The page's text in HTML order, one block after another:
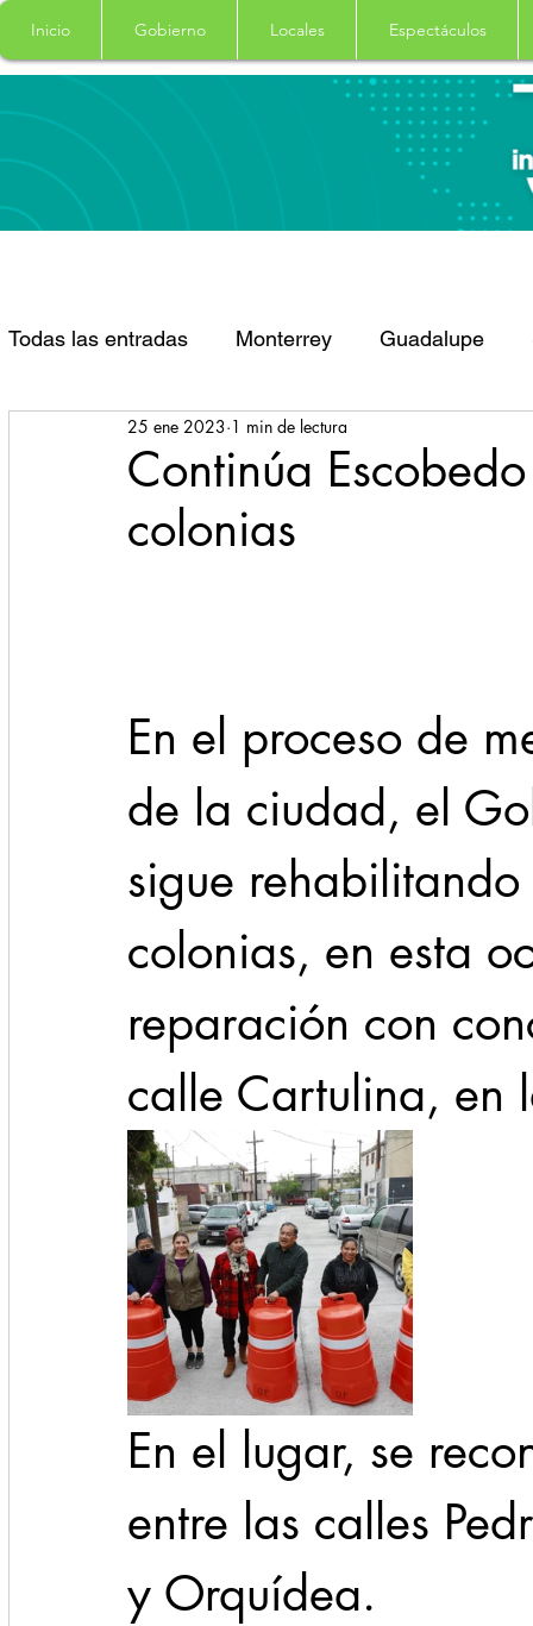
Inicio Gobierno Locales Espectáculos
Todas las entradas Monterrey Guadalupe
Santa Catarina San Pedro Garza Garcia
Espectaculos Clima
Seguridad 1 enero
Continúa
colonias
25 ene 2023 1 min de lectura
En el proceso de
de la ciudad, el
sigue
colonias, en esta
reparación con
calle Cartulina, en
En el lugar, se
entre las calles
y Orquídea.